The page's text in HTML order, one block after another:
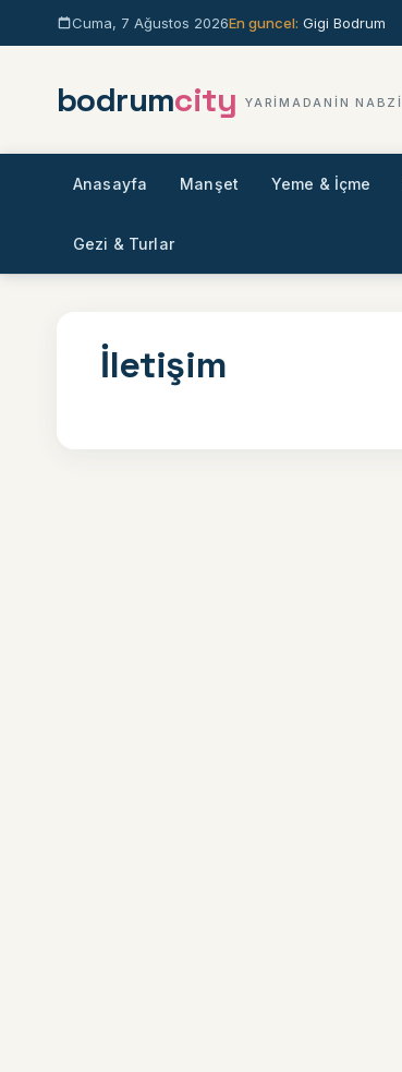
Icerige gecCuma, 7 Ağustos 2026En guncel: Gigi Bodrum
bodrumcity YARIMADANIN NABZI
Anasayfa Manşet Yeme & İçme
Gezi & Turlar
İletişim